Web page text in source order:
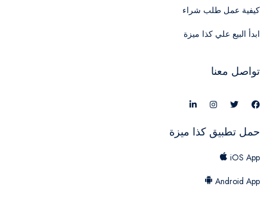
كيفية عمل طلب شراء
ابدأ البيع علي كذا ميزة
تواصل معنا
حمل تطبيق كذا ميزة
iOS App
Android App